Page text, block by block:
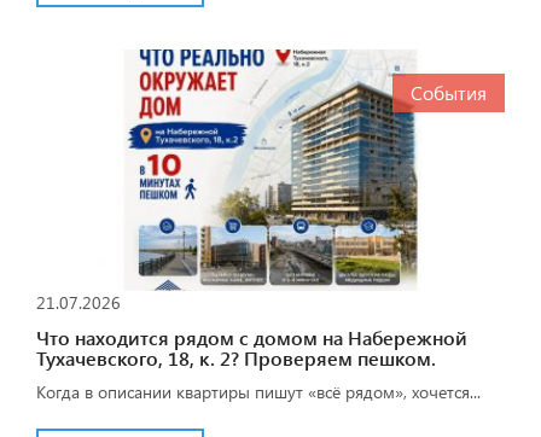
События
21.07.2026
Что находится рядом с домом на Набережной
Тухачевского, 18, к. 2? Проверяем пешком.
Когда в описании квартиры пишут «всё рядом», хочется...